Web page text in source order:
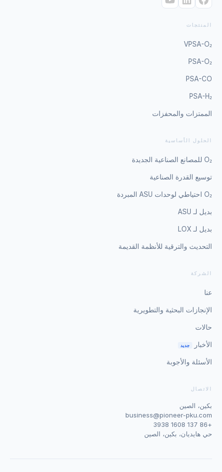
المنتجات
VPSA-O₂
PSA-O₂
PSA-CO
PSA-H₂
الممتزات والمحفزات
الحلول الأساسية
O₂ للمصانع الصناعية الجديدة
توسيع القدرة الصناعية
O₂ احتياطي لوحدات ASU المبردة
بديل لـ ASU
بديل لـ LOX
التحديث والترقية للأنظمة القديمة
الشركة
عنا
الإنجازات البحثية والتطويرية
حالات
الأخبار جديد
الأسئلة والأجوبة
الاتصال
بكين، الصين
business@pioneer-pku.com
+86 137 1608 3938
حي هايديان، بكين، الصين